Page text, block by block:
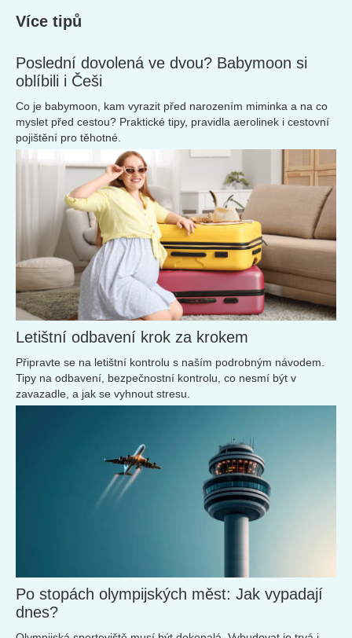
Více tipů
Poslední dovolená ve dvou? Babymoon si
oblíbili i Češi
Co je babymoon, kam vyrazit před narozením miminka a na co
myslet před cestou? Praktické tipy, pravidla aerolinek i cestovní
pojištění pro těhotné.
Letištní odbavení krok za krokem
Připravte se na letištní kontrolu s naším podrobným návodem.
Tipy na odbavení, bezpečnostní kontrolu, co nesmí být v
zavazadle, a jak se vyhnout stresu.
Po stopách olympijských měst: Jak vypadají
dnes?